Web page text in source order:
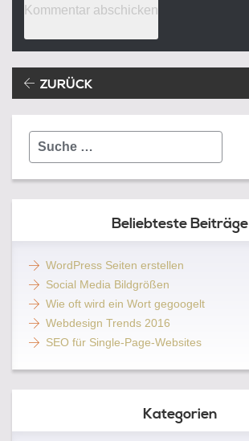
Beitragsnavigation
ZURÜCK
Suche
Beliebteste Beiträge
WordPress Seiten erstellen
Social Media Bildgrößen
Wie oft wird ein Wort gegoogelt
Webdesign Trends 2016
SEO für Single-Page-Websites
Kategorien